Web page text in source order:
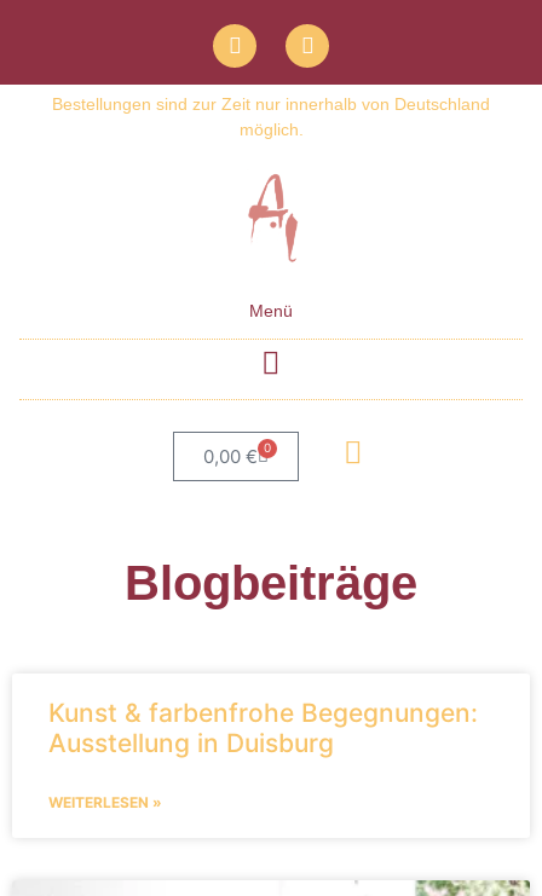
Bestellungen sind zur Zeit nur innerhalb von Deutschland
möglich.
Menü
0,00 € 0
Blogbeiträge
Kunst & farbenfrohe Begegnungen:
Ausstellung in Duisburg
WEITERLESEN »